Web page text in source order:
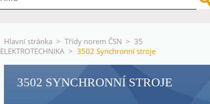
Hlavní stránka > Třídy norem ČSN > 35
ELEKTROTECHNIKA > 3502 Synchronní stroje
3502 SYNCHRONNÍ STROJE